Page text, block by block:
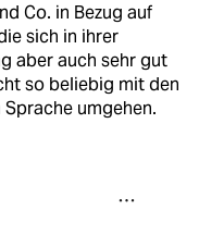
Co. in Bezug auf
sich in ihrer
aber auch sehr gut
so beliebig mit den
umgehen.